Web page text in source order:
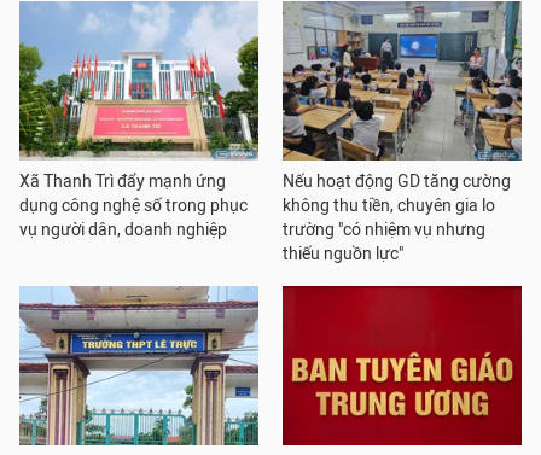
Xã Thanh Trì đẩy mạnh ứng
dụng công nghệ số trong phục
vụ người dân, doanh nghiệp
Nếu hoạt động GD tăng cường
không thu tiền, chuyên gia lo
trường "có nhiệm vụ nhưng
thiếu nguồn lực"